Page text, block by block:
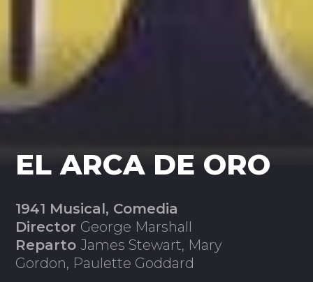
EL ARCA DE ORO
1941 Musical, Comedia
Director George Marshall
RepartoJames Stewart, Mary
Gordon, Paulette Goddard